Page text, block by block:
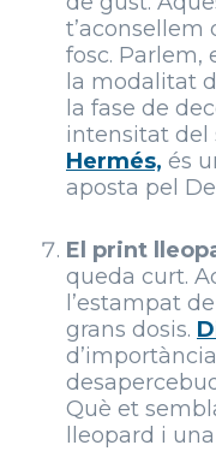
fosc. Parlem,
la modalitat
la fase de
intensitat del
Hermés, és
aposta pel
El print
queda curt.
l’estampat
grans dosis.
Què et
lleopard i